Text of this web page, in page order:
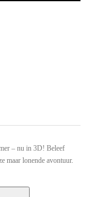
– nu in 3D! Beleef
maar lonende avontuur.